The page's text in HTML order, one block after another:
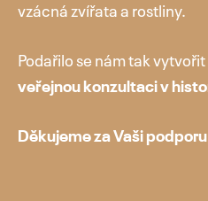
vzácná zvířata a rostliny.
Podařilo se nám tak
veřejnou konzultaci v
Děkujeme za Vaši